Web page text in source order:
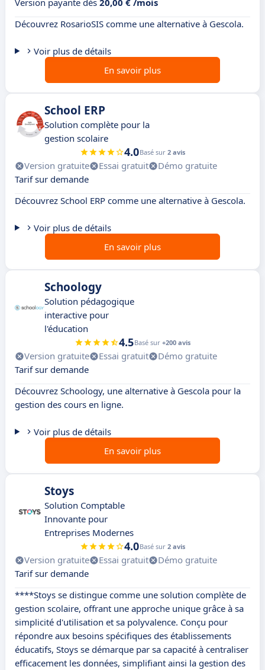
Version payante dès 20,00 € /mois
Découvrez RosarioSIS comme une alternative à Gescola.
Voir plus de détails
En savoir plus
School ERP
Solution complète pour la
gestion scolaire
4.0Basé sur 2 avis
Version gratuite Essai gratuit
Démo gratuite
Tarif sur demande
Découvrez School ERP comme une alternative à Gescola.
Voir plus de détails
En savoir plus
Schoology
Solution pédagogique
interactive pour
l'éducation
4.5Basé sur +200 avis
Version gratuite Essai gratuit
Démo gratuite
Tarif sur demande
Découvrez Schoology, une alternative à Gescola pour la
gestion des cours en ligne.
Voir plus de détails
En savoir plus
Stoys
Solution Comptable
Innovante pour
Entreprises Modernes
4.0Basé sur 2 avis
Version gratuite Essai gratuit
Démo gratuite
Tarif sur demande
****Stoys se distingue comme une solution complète de
gestion scolaire, offrant une approche unique grâce à sa
simplicité d'utilisation et sa polyvalence. Conçu pour
répondre aux besoins spécifiques des établissements
éducatifs, Stoys se démarque par sa capacité à centraliser
efficacement les données, simplifiant ainsi la gestion des